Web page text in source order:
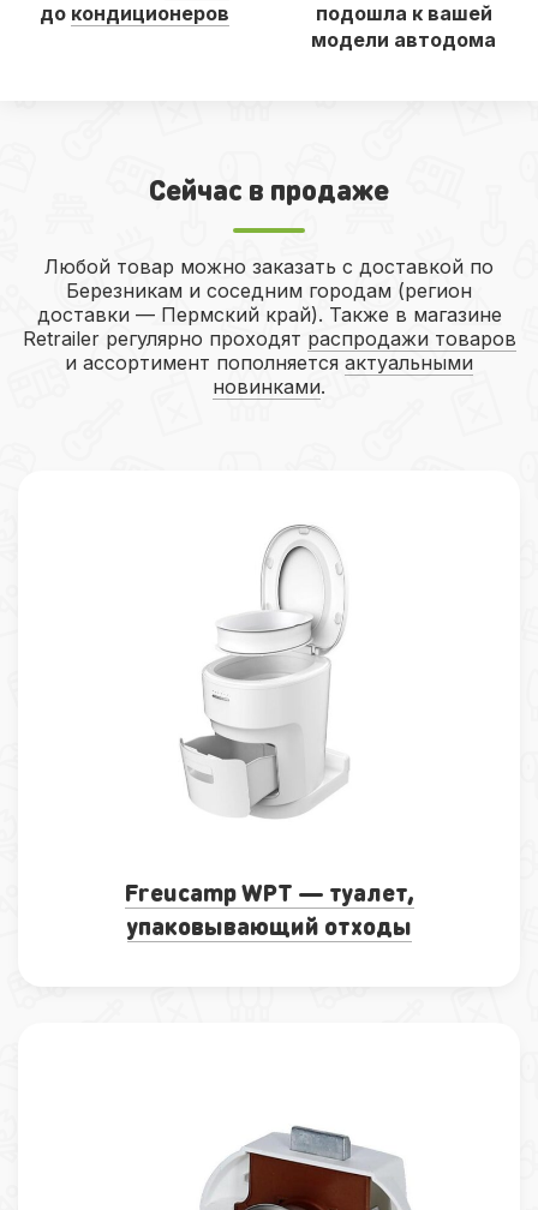
до кондиционеров
подошла к вашей
модели автодома
Сейчас в продаже
Любой товар можно заказать с доставкой по
Березникам и соседним городам (регион
доставки — Пермский край). Также в магазине
Retrailer регулярно проходят распродажи товаров
и ассортимент пополняется актуальными
новинками.
Freucamp WPT — туалет,
упаковывающий отходы